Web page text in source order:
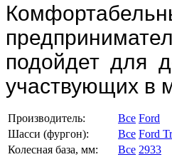
подойдет для
участвующих в
Производитель: Все Ford
Шасси (фургон):
Все Ford
Колесная база, мм:
Все 2933